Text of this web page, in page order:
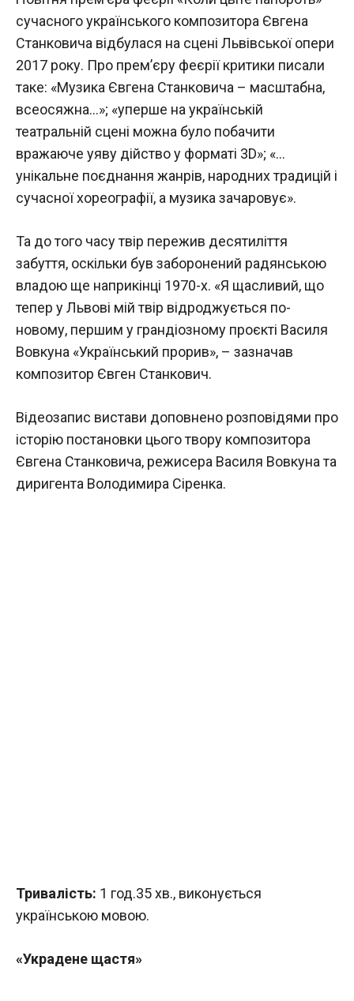
сучасного українського композитора Євгена
Станковича відбулася на сцені Львівської опери
2017 року. Про прем’єру феєрії критики писали
таке: «Музика Євгена Станковича – масштабна,
всеосяжна…»; «уперше на українській
театральній сцені можна було побачити
вражаюче уяву дійство у форматі 3D»; «…
унікальне поєднання жанрів, народних традицій і
сучасної хореографії, а музика зачаровує».
Та до того часу твір пережив десятиліття
забуття, оскільки був заборонений радянською
владою ще наприкінці 1970-х. «Я щасливий, що
тепер у Львові мій твір відроджується по-
новому, першим у грандіозному проєкті Василя
Вовкуна «Український прорив», – зазначав
композитор Євген Станкович.
Відеозапис вистави доповнено розповідями про
історію постановки цього твору композитора
Євгена Станковича, режисера Василя Вовкуна та
диригента Володимира Сіренка.
Тривалість: 1 год.35 хв., виконується
українською мовою.
«Украдене щастя»